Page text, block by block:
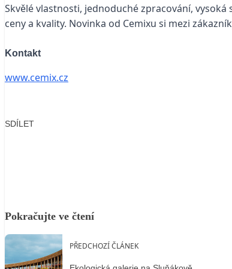
Skvělé vlastnosti, jednoduché zpracování,
ceny a kvality. Novinka od Cemixu si mezi
Kontakt
www.cemix.cz
SDÍLET
Pokračujte ve čtení
PŘEDCHOZÍ ČLÁNEK